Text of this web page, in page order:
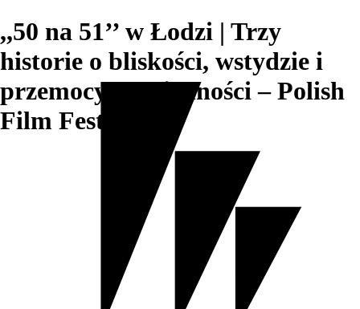
,,50 na 51’’ w Łodzi | Trzy
historie o bliskości, wstydzie i
przemocy codzienności – Polish
Film Festival